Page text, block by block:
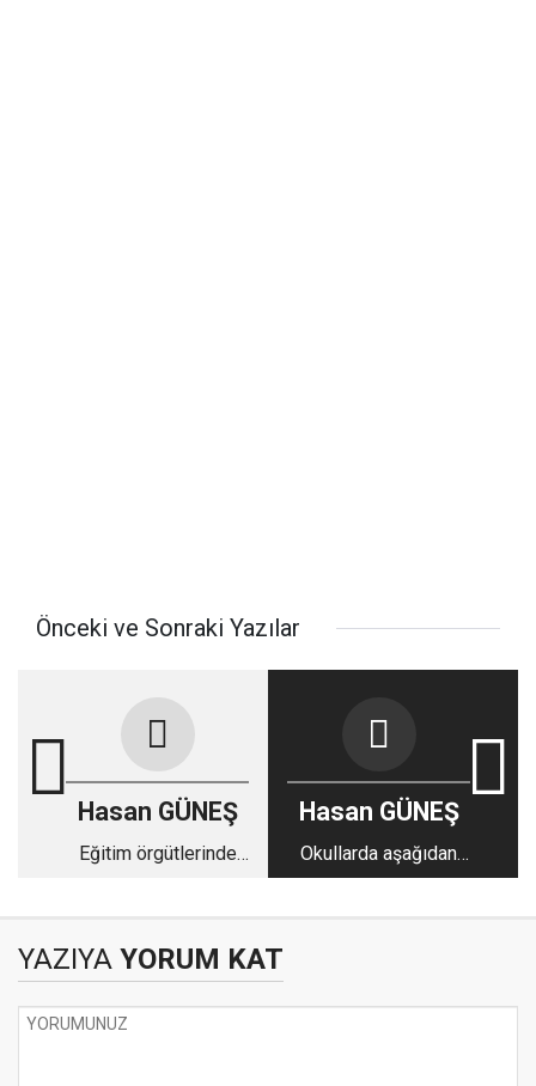
Önceki ve Sonraki Yazılar
Hasan GÜNEŞ
Eğitim örgütlerinde
Hasan GÜNEŞ
Okullarda aşağıdan
yukarıya iletişim
YAZIYA YORUM KAT